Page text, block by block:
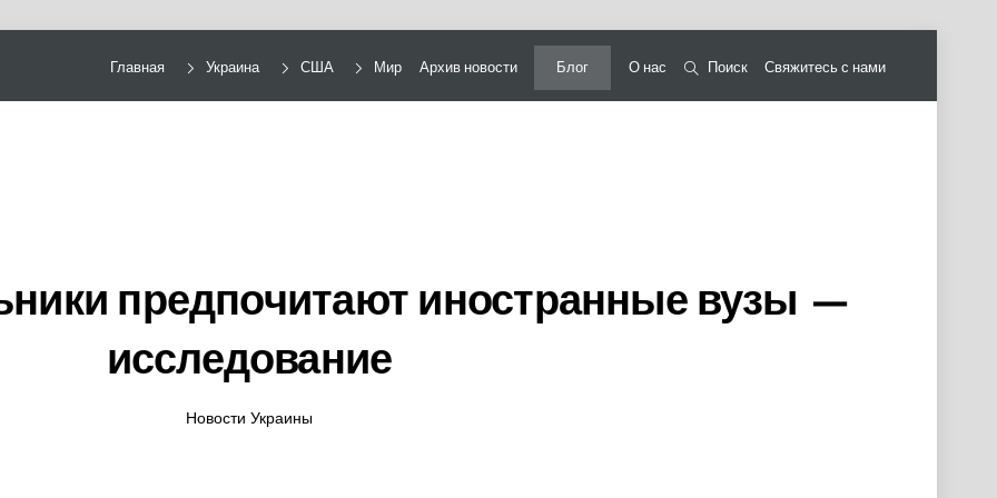
Главная Украина США Мир Архив новости Блог О нас Поиск Свяжитесь с нами
предпочитают иностранные вузы —
исследование
Новости Украины